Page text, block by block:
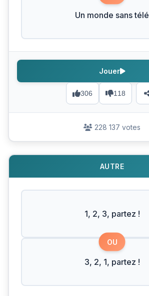
Un monde sans télé
306 118
Jouer
228 137 votes
AUTRE
1, 2, 3, partez !
OU
3, 2, 1, partez !